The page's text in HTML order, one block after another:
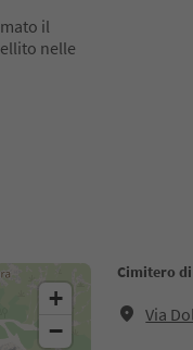
il
nelle
Cimitero
Via
+
−